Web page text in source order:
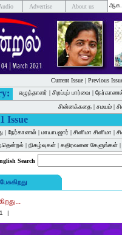
Advertise About us ஆக.
Current Issue| Previous
எழுத்தாளர் | சிறப்புப் பார்வை |
சின்னக்கதை | சமயம் |
Issue
| நேர்காணல் | மாயாபஜார் | சினிமா சினிமா |
| நிகழ்வுகள் | கதிரவனை கேளுங்கள் |
Search
|